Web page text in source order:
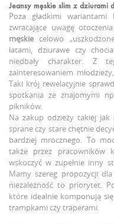
Jeansy męskie slim z dziurami
Poza gładkimi
zwracające uwagę
męskie celowo
łatami, dziurawe czy
niedbały charakter. Z
zainteresowaniem
Taki krój rewelacyjnie
spotkania ze znajomymi
pikników.
Na zakup odzieży takiej jak
sprane czy stare chętnie
bardziej mrocznego. To
także przez pracowników
wskoczyć w zupełnie inny
Mamy szereg propozycji
niezależność to priorytet.
które idealnie komponują
trampkami czy traperami.